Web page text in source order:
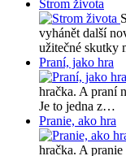
Strom života
vyhánět další
užitečné skutky
Praní, jako hra
hračka. A praní
Je to jedna z…
Pranie, ako hra
hračka. A